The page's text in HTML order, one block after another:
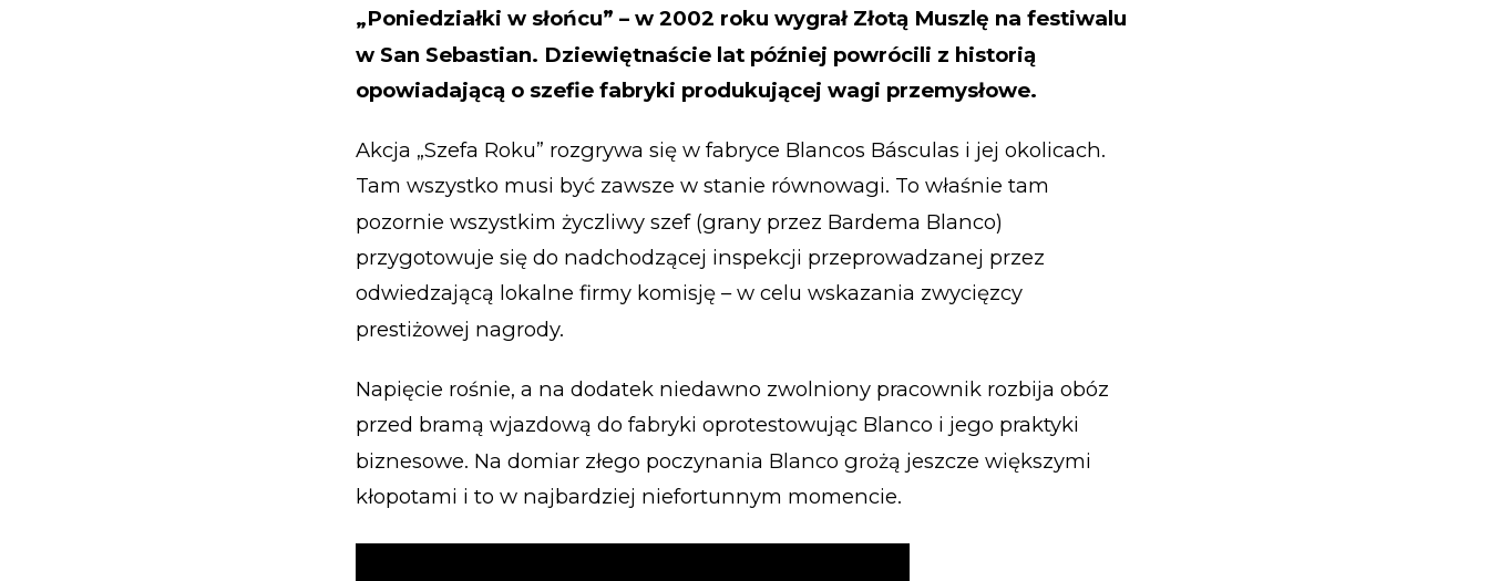
„Poniedziałki w słońcu” – w 2002 roku wygrał Złotą Muszlę na festiwalu
w San Sebastian. Dziewiętnaście lat później powrócili z historią
opowiadającą o szefie fabryki produkującej wagi przemysłowe.
Akcja „Szefa Roku” rozgrywa się w fabryce Blancos Básculas i jej okolicach.
Tam wszystko musi być zawsze w stanie równowagi. To właśnie tam
pozornie wszystkim życzliwy szef (grany przez Bardema Blanco)
przygotowuje się do nadchodzącej inspekcji przeprowadzanej przez
odwiedzającą lokalne firmy komisję – w celu wskazania zwycięzcy
prestiżowej nagrody.
Napięcie rośnie, a na dodatek niedawno zwolniony pracownik rozbija obóz
przed bramą wjazdową do fabryki oprotestowując Blanco i jego praktyki
biznesowe. Na domiar złego poczynania Blanco grożą jeszcze większymi
kłopotami i to w najbardziej niefortunnym momencie.